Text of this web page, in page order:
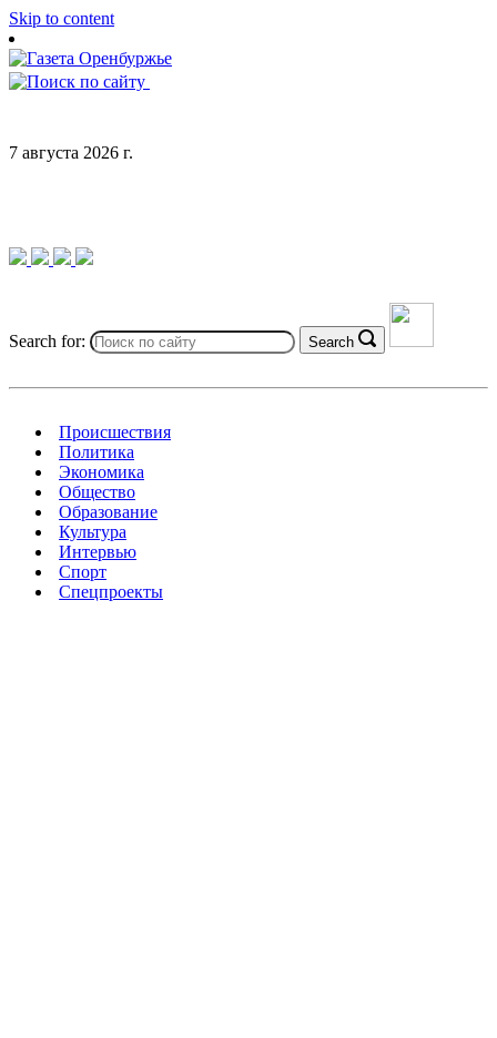
Skip to content
7 августа 2026 г.
Search for: Search
Происшествия
Политика
Экономика
Общество
Образование
Культура
Интервью
Спорт
Спецпроекты